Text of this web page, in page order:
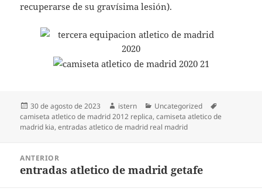
recuperarse de su gravísima lesión).
Publicado
el
30 de agosto de 2023 Autor
istern Categorías
Uncategorized
camiseta atletico de madrid 2012 replica,camiseta atletico de
madrid kia,entradas atletico de madrid real madrid
entradas
ANTERIOR
Entrada
entradas atletico de madrid getafe